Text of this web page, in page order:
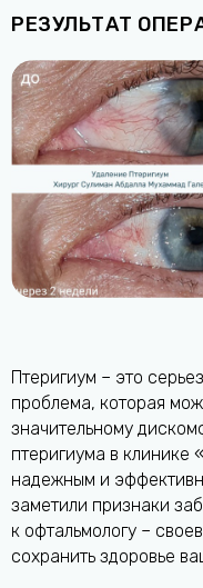
РЕЗУЛЬТАТ
Птеригиум – это
проблема, которая
значительному
птеригиума в клинике
надежным и
заметили признаки
к офтальмологу –
сохранить здоровье